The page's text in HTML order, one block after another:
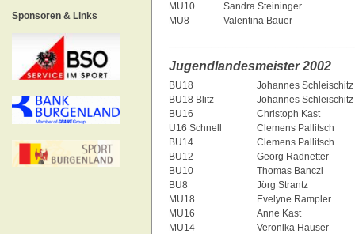
Sponsoren & Links
MU10
Sandra Steininger
MU8
Valentina Bauer
Jugendlandesmeister 2002
BU18
Johannes Schleischitz
BU18 Blitz
Johannes Schleischitz
BU16
Christoph Kast
U16 Schnell
Clemens Pallitsch
BU14
Clemens Pallitsch
BU12
Georg Radnetter
BU10
Thomas Banczi
BU8
Jörg Strantz
MU18
Evelyne Rampler
MU16
Anne Kast
MU14
Veronika Hauser